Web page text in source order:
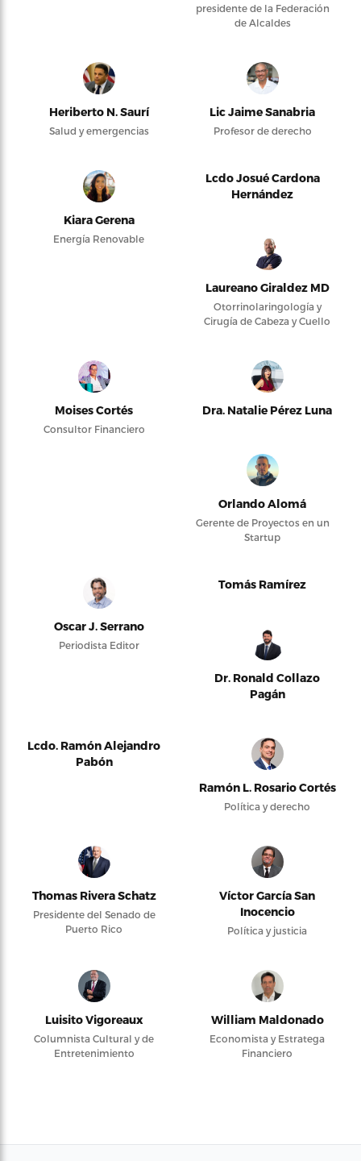
presidente de la Federación
de Alcaldes
Heriberto N. Saurí
Salud y emergencias
Lic Jaime Sanabria
Profesor de derecho
Kiara Gerena
Energía Renovable
Lcdo Josué Cardona
Hernández
Laureano Giraldez MD
Otorrinolaringología y
Cirugía de Cabeza y Cuello
Moises Cortés
Consultor Financiero
Dra. Natalie Pérez Luna
Orlando Alomá
Gerente de Proyectos en un
Startup
Oscar J. Serrano
Periodista Editor
Tomás Ramírez
Dr. Ronald Collazo
Pagán
Lcdo. Ramón Alejandro
Pabón
Ramón L. Rosario Cortés
Política y derecho
Thomas Rivera Schatz
Presidente del Senado de
Puerto Rico
Víctor García San
Inocencio
Política y justicia
Luisito Vigoreaux
Columnista Cultural y de
Entretenimiento
William Maldonado
Economista y Estratega
Financiero